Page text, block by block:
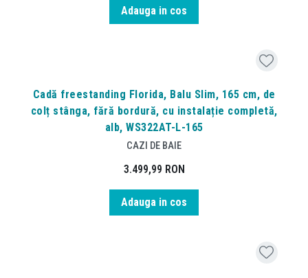
Adauga in cos
Cadă freestanding Florida, Balu Slim, 165 cm, de
colț stânga, fără bordură, cu instalație completă,
alb, WS322AT-L-165
CAZI DE BAIE
3.499,99 RON
Adauga in cos